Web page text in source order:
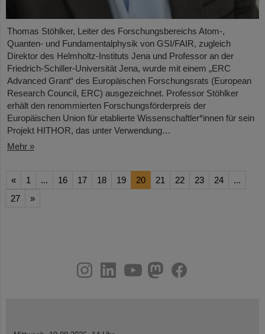
Thomas Stöhlker, Leiter des Forschungsbereichs Atom-,
Quanten- und Fundamentalphysik von GSI/FAIR, zugleich
Direktor des Helmholtz-Instituts Jena und Professor an der
Friedrich-Schiller-Universität Jena, wurde mit einem „ERC
Advanced Grant“ des Europäischen Forschungsrats (European
Research Council, ERC) ausgezeichnet. Professor Stöhlker
erhält den renommierten Forschungsförderpreis der
Europäischen Union für etablierte Wissenschaftler*innen für sein
Projekt HITHOR, das unter Verwendung…
Mehr »
« 1 ... 16 17 18 19 20 21 22 23 24
...
27
»
youtube
helmholtz.social
facebook